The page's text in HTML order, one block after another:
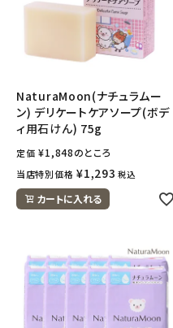
NaturaMoon(ナチュラムー
ン) デリケートケアソープ(ボデ
ィ用石けん) 75g
定価 ¥1,848のところ
当店特別価格 ¥1,293 税込
カートに入れる